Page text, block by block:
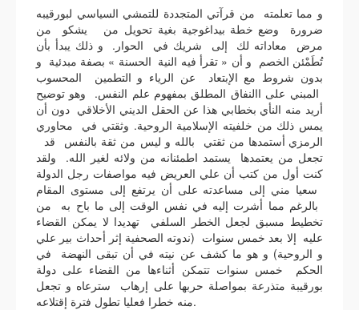
و مما تعلمته من قرآتي المتجددة للتمشي السياسي لبورقيبه
ضرورة وضع خطة بيداغوجية بغية تحويل من يشكو من
مرض معاداته لك إلى شريك في الحوار. و ذلك يبدأ بأن
تُطَمْئن الخصم و أن « تقرأ فيه النية الحسنة » بصفة مبدئية و
بدون شروط مع الإبتعاد عن الرياء و التطمين المحسوب
المبني على االنفاق المطلق بمفهوم علم النفس. وهو توضيح
أريد منه النأي بخطابي هذا عن الحقل الديني الأخلاقي دون أن
يمس ذلك من خلفيته الإسلامية الروحية. وثقتي في محاوري
الرمزي أستمدها من ثقتي بالله و ليس من ثقة بالنفس قد
تجعل من يعتمدها يستمد اطمئنانه من ولائه لغير الله. ولقد
كنت أول من كتب أن علي العريض فيه مواصفات رجل الدولة
سعيا مني إلى مساعدته على أن يرتفع إلى مستوى المقام
بالرغم مما أشرت إليه في نفس الوقت إلى ما باح به من
تخطيط مسبق لجعل الخطر السلفي تهديدا لا يمكن القضاء
عليه إلا بعد خمس سنوات (ندوته الصحفية إثر أحداث بير علي
و الروحية) و هو ما كشف عن نيته في أن تبقى النهضة في
الحكم خمس سنوات تتمكن أثناءها من القضاء على دولة
بورقيبة متذرعة بمواصلة حربها على إرهاب سترعاه و تجعل
منه خطرا فعليا تطول فترة إقتلاعه.